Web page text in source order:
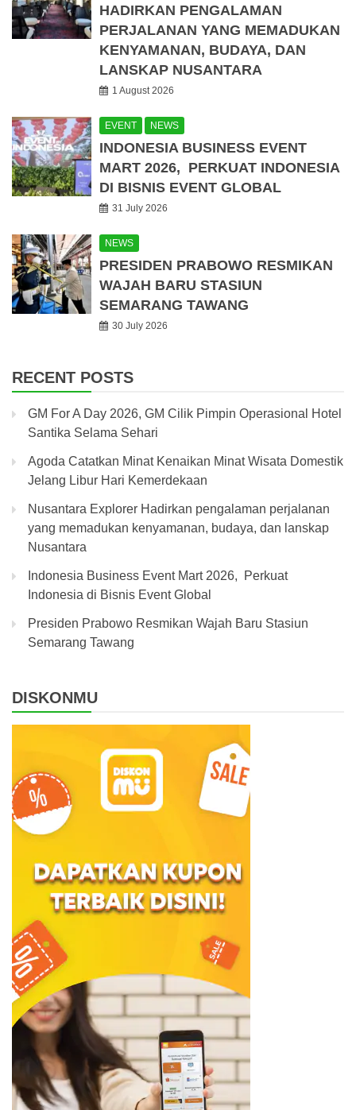
HADIRKAN PENGALAMAN
PERJALANAN YANG MEMADUKAN
KENYAMANAN, BUDAYA, DAN
LANSKAP NUSANTARA
1 August 2026
EVENT NEWS
INDONESIA BUSINESS EVENT
MART 2026, PERKUAT INDONESIA
DI BISNIS EVENT GLOBAL
31 July 2026
NEWS
PRESIDEN PRABOWO RESMIKAN
WAJAH BARU STASIUN
SEMARANG TAWANG
30 July 2026
RECENT POSTS
GM For A Day 2026, GM Cilik Pimpin Operasional Hotel
Santika Selama Sehari
Agoda Catatkan Minat Kenaikan Minat Wisata Domestik
Jelang Libur Hari Kemerdekaan
Nusantara Explorer Hadirkan pengalaman perjalanan
yang memadukan kenyamanan, budaya, dan lanskap
Nusantara
Indonesia Business Event Mart 2026, Perkuat
Indonesia di Bisnis Event Global
Presiden Prabowo Resmikan Wajah Baru Stasiun
Semarang Tawang
DISKONMU